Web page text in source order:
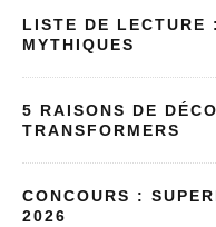
LISTE DE LECTURE
MYTHIQUES
5 RAISONS DE
TRANSFORMERS
CONCOURS :
2026